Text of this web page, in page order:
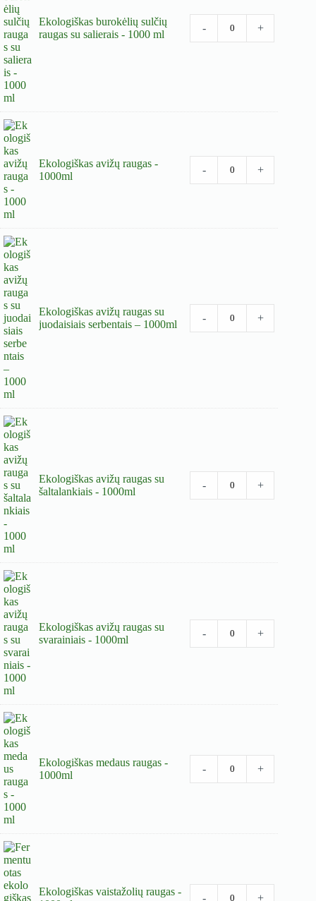
Ekologiškas burokėlių sulčių
raugas su salierais - 1000 ml
- +
Ekologiškas avižų raugas -
1000ml
- +
Ekologiškas avižų raugas su
juodaisiais serbentais – 1000ml
- +
Ekologiškas avižų raugas su
šaltalankiais - 1000ml
- +
Ekologiškas avižų raugas su
svarainiais - 1000ml
- +
Ekologiškas medaus raugas -
1000ml
- +
Ekologiškas vaistažolių raugas -
- +